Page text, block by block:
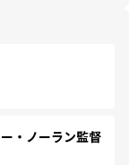
・ノーラン監督